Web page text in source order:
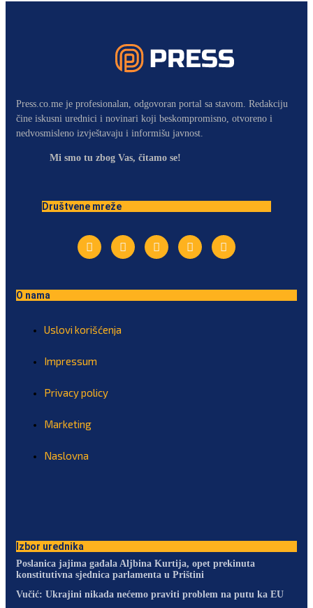
Press.co.me je profesionalan, odgovoran portal sa stavom. Redakciju
čine iskusni urednici i novinari koji beskompromisno, otvoreno i
nedvosmisleno izvještavaju i informišu javnost.
Mi smo tu zbog Vas, čitamo se!
Društvene mreže
O nama
Uslovi korišćenja
Impressum
Privacy policy
Marketing
Naslovna
Izbor urednika
Poslanica jajima gađala Aljbina Kurtija, opet prekinuta
konstitutivna sjednica parlamenta u Prištini
Vučić: Ukrajini nikada nećemo praviti problem na putu ka EU